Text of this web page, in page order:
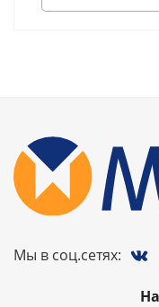
Мы в соц.сетях: